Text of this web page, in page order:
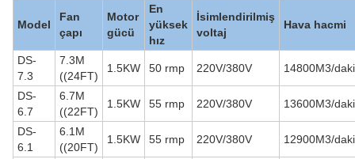
Model
Fan
çapı
Motor
gücü
En
yüksek
hız
İsimlendirilmiş
voltaj
Hava hacmi
DS-
7.3
7.3M
((24FT)
1.5KW 50 rmp 220V/380V 14800M3/
DS-
6.7
6.7M
((22FT)
1.5KW 55 rmp 220V/380V 13600M3/
DS-
6.1
6.1M
((20FT)
1.5KW 55 rmp 220V/380V 12900M3/